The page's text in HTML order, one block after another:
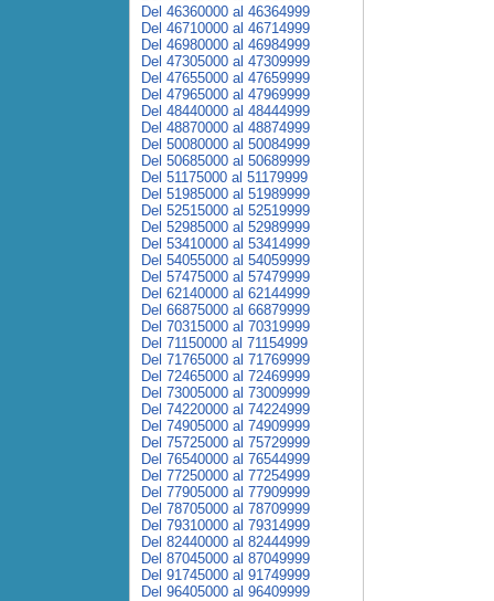
Del 46360000 al 46364999
Del 46710000 al 46714999
Del 46980000 al 46984999
Del 47305000 al 47309999
Del 47655000 al 47659999
Del 47965000 al 47969999
Del 48440000 al 48444999
Del 48870000 al 48874999
Del 50080000 al 50084999
Del 50685000 al 50689999
Del 51175000 al 51179999
Del 51985000 al 51989999
Del 52515000 al 52519999
Del 52985000 al 52989999
Del 53410000 al 53414999
Del 54055000 al 54059999
Del 57475000 al 57479999
Del 62140000 al 62144999
Del 66875000 al 66879999
Del 70315000 al 70319999
Del 71150000 al 71154999
Del 71765000 al 71769999
Del 72465000 al 72469999
Del 73005000 al 73009999
Del 74220000 al 74224999
Del 74905000 al 74909999
Del 75725000 al 75729999
Del 76540000 al 76544999
Del 77250000 al 77254999
Del 77905000 al 77909999
Del 78705000 al 78709999
Del 79310000 al 79314999
Del 82440000 al 82444999
Del 87045000 al 87049999
Del 91745000 al 91749999
Del 96405000 al 96409999